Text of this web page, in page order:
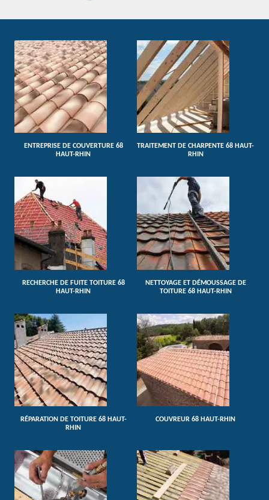
ENTREPRISE DE COUVERTURE 68
HAUT-RHIN
TRAITEMENT DE CHARPENTE 68 HAUT-
RHIN
RECHERCHE DE FUITE TOITURE 68
HAUT-RHIN
NETTOYAGE ET DÉMOUSSAGE DE
TOITURE 68 HAUT-RHIN
RÉPARATION DE TOITURE 68 HAUT-
RHIN
COUVREUR 68 HAUT-RHIN